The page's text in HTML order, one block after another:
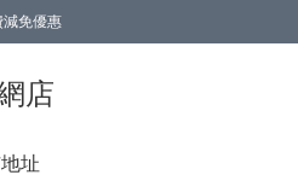
減免優惠
店
址